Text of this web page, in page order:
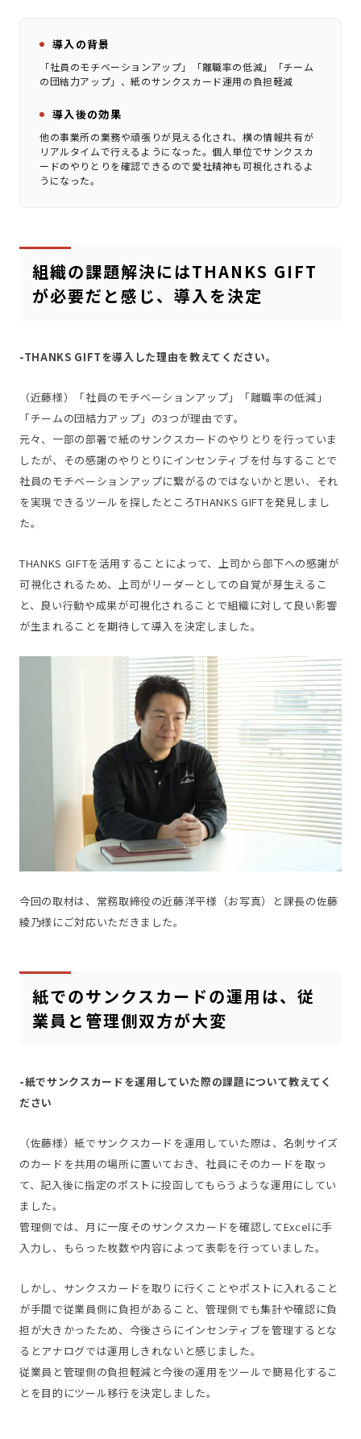
導入の背景
「社員のモチベーションアップ」「離職率の低減」「チーム
の団結力アップ」、紙のサンクスカード運用の負担軽減
導入後の効果
他の事業所の業務や頑張りが見える化され、横の情報共有が
リアルタイムで行えるようになった。個人単位でサンクスカ
ードのやりとりを確認できるので愛社精神も可視化されるよ
うになった。
組織の課題解決にはTHANKS GIFT
が必要だと感じ、導入を決定
-THANKS GIFTを導入した理由を教えてください。
（近藤様）「社員のモチベーションアップ」「離職率の低減」
「チームの団結力アップ」の3つが理由です。
元々、一部の部署で紙のサンクスカードのやりとりを行っていま
したが、その感謝のやりとりにインセンティブを付与することで
社員のモチベーションアップに繋がるのではないかと思い、それ
を実現できるツールを探したところTHANKS GIFTを発見しまし
た。
THANKS GIFTを活用することによって、上司から部下への感謝が
可視化されるため、上司がリーダーとしての自覚が芽生えるこ
と、良い行動や成果が可視化されることで組織に対して良い影響
が生まれることを期待して導入を決定しました。
今回の取材は、常務取締役の近藤洋平様（お写真）と課長の佐藤
綾乃様にご対応いただきました。
紙でのサンクスカードの運用は、従
業員と管理側双方が大変
-紙でサンクスカードを運用していた際の課題について教えてく
ださい
（佐藤様）紙でサンクスカードを運用していた際は、名刺サイズ
のカードを共用の場所に置いておき、社員にそのカードを取っ
て、記入後に指定のポストに投函してもらうような運用にしてい
ました。
管理側では、月に一度そのサンクスカードを確認してExcelに手
入力し、もらった枚数や内容によって表彰を行っていました。
しかし、サンクスカードを取りに行くことやポストに入れること
が手間で従業員側に負担があること、管理側でも集計や確認に負
担が大きかったため、今後さらにインセンティブを管理するとな
るとアナログでは運用しきれないと感じました。
従業員と管理側の負担軽減と今後の運用をツールで簡易化するこ
とを目的にツール移行を決定しました。